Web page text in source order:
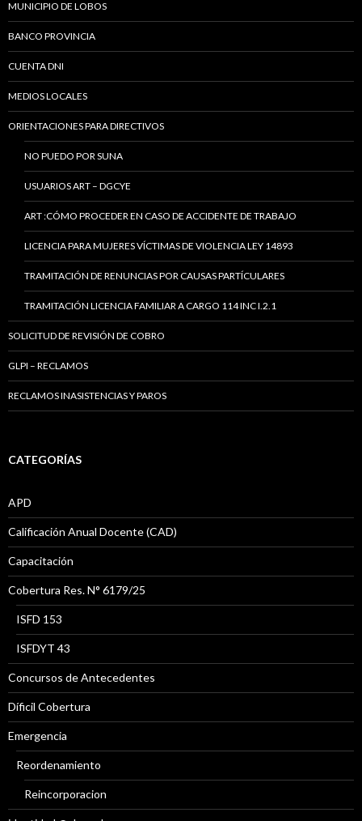
MUNICIPIO DE LOBOS
BANCO PROVINCIA
CUENTA DNI
MEDIOS LOCALES
ORIENTACIONES PARA DIRECTIVOS
NO PUEDO POR SUNA
USUARIOS ART – DGCYE
ART :CÓMO PROCEDER EN CASO DE ACCIDENTE DE TRABAJO
LICENCIA PARA MUJERES VÍCTIMAS DE VIOLENCIA LEY 14893
TRAMITACIÓN DE RENUNCIAS POR CAUSAS PARTÍCULARES
TRAMITACIÓN LICENCIA FAMILIAR A CARGO 114 INC I.2.1
SOLICITUD DE REVISIÓN DE COBRO
GLPI – RECLAMOS
RECLAMOS INASISTENCIAS Y PAROS
CATEGORÍAS
APD
Calificación Anual Docente (CAD)
Capacitación
Cobertura Res. N° 6179/25
ISFD 153
ISFDYT 43
Concursos de Antecedentes
Díficil Cobertura
Emergencia
Reordenamiento
Reincorporacion